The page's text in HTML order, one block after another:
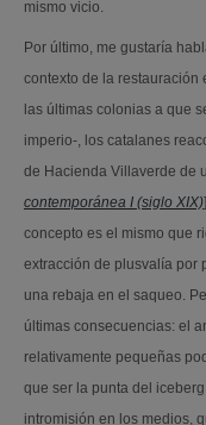
mismo vicio.
Por último, me gustaría
contexto de la restauración
las últimas colonias a que
imperio-, los catalanes
de Hacienda Villaverde de
contemporánea I (siglo XIX)
concepto es el mismo que
extracción de plusvalía por
una rebaja en el saqueo.
últimas consecuencias: el
relativamente pequeñas
que ser la punta del
intromisión en los medios,